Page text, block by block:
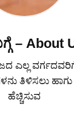
– About
ಎಲ್ಲ
ತಿಳಿಸಲು ಹಾಗು
ಹೆಚ್ಚಿಸುವ